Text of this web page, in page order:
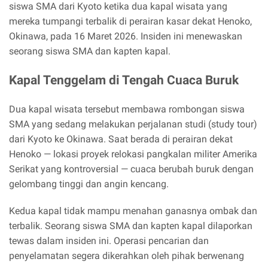
siswa SMA dari Kyoto ketika dua kapal wisata yang
mereka tumpangi terbalik di perairan kasar dekat Henoko,
Okinawa, pada 16 Maret 2026. Insiden ini menewaskan
seorang siswa SMA dan kapten kapal.
Kapal Tenggelam di Tengah Cuaca Buruk
Dua kapal wisata tersebut membawa rombongan siswa
SMA yang sedang melakukan perjalanan studi (study tour)
dari Kyoto ke Okinawa. Saat berada di perairan dekat
Henoko — lokasi proyek relokasi pangkalan militer Amerika
Serikat yang kontroversial — cuaca berubah buruk dengan
gelombang tinggi dan angin kencang.
Kedua kapal tidak mampu menahan ganasnya ombak dan
terbalik. Seorang siswa SMA dan kapten kapal dilaporkan
tewas dalam insiden ini. Operasi pencarian dan
penyelamatan segera dikerahkan oleh pihak berwenang